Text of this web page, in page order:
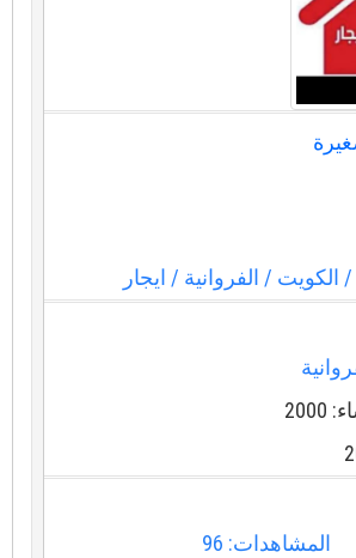
/ الكويت/ الفروانية/ ايجار
المشاهدات: 96